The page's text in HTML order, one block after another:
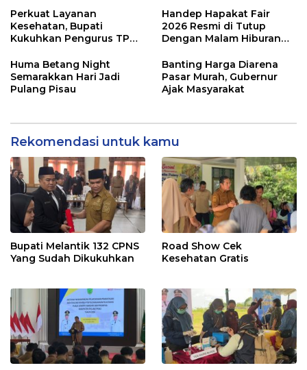
Perkuat Layanan
Kesehatan, Bupati
Kukuhkan Pengurus TP
Handep Hapakat Fair
2026 Resmi di Tutup
Dengan Malam Hiburan
Huma Betang Night
Semarakkan Hari Jadi
Pulang Pisau
Banting Harga Diarena
Pasar Murah, Gubernur
Ajak Masyarakat
Rekomendasi untuk kamu
Bupati Melantik 132 CPNS
Yang Sudah Dikukuhkan
Road Show Cek
Kesehatan Gratis